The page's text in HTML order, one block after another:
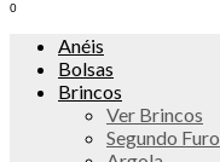
0
Anéis
Bolsas
Brincos
Ver Brincos
Segundo Furo